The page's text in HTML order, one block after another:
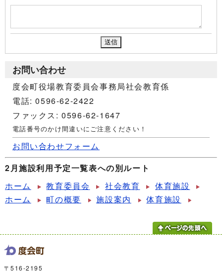
お問い合わせ
度会町役場教育委員会事務局社会教育係
電話: 0596-62-2422
ファックス: 0596-62-1647
電話番号のかけ間違いにご注意ください！
お問い合わせフォーム
2月施設利用予定一覧表への別ルート
ホーム
教育委員会 社会教育
体育施設
ホーム
町の概要 施設案内 体育施設
〒516-2195